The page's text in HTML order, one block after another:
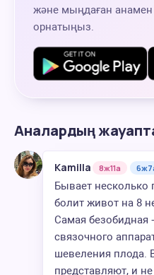
және мыңдаған анамен
орнатыңыз.
Аналардың
Kamilla 8ж11а
Бывает несколько
болит живот на 8
Самая безобидная
связочного
шевеления плода.
представляют, и